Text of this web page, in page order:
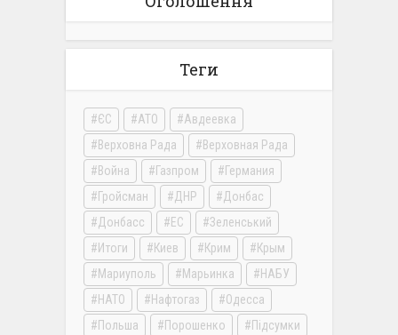
Теги
ЄС АТО
Авдеевка
Верховна Рада
Верховная Рада
Война
Газпром
Германия
Гройсман
ДНР
Донбас
Донбасс
ЕС
Зеленський
Итоги
Киев Крим
Крым
Мариуполь
Марьинка
НАБУ
НАТО
Нафтогаз
Одесса
Польша
Порошенко Підсумки